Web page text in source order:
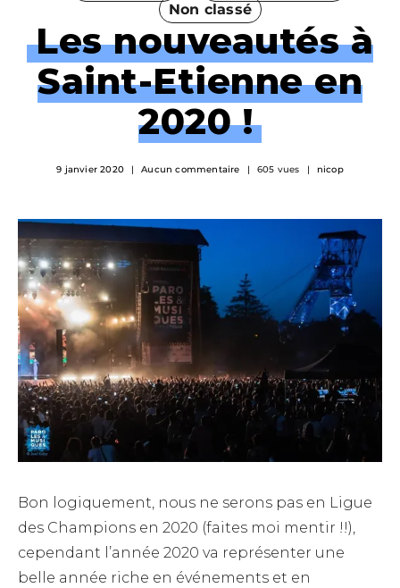
Non classé
Les nouveautés à
Saint-Etienne en
2020 !
9 janvier 2020 Aucun commentaire 605 vues nicop
Bon logiquement, nous ne serons pas en Ligue
des Champions en 2020 (faites moi mentir !!),
cependant l’année 2020 va représenter une
belle année riche en événements et en